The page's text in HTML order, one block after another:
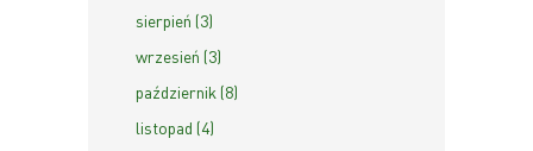
sierpień (3)
wrzesień (3)
październik (8)
listopad (4)